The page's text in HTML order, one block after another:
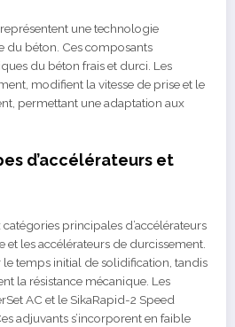
une technologie
du béton. Ces composants
du béton frais et durci. Les
modifient la vitesse de prise et le
permettant une adaptation aux
d’accélérateurs et
principales d’accélérateurs
et les accélérateurs de durcissement.
le temps initial de solidification, tandis
la résistance mécanique. Les
AC et le SikaRapid-2 Speed
adjuvants s’incorporent en faible